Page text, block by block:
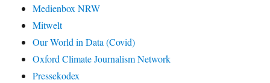
Medienbox NRW
Mitwelt
Our World in Data (Covid)
Oxford Climate Journalism Network
Pressekodex